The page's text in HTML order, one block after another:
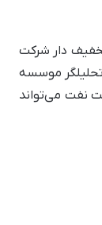
دار شرکت
موسسه
نفت می‌تواند